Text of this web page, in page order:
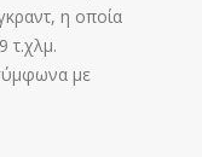
η οποία
τ.χλμ.
με